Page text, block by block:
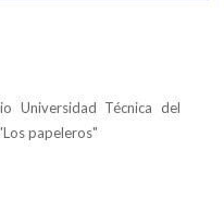
Universidad Técnica del
papeleros"